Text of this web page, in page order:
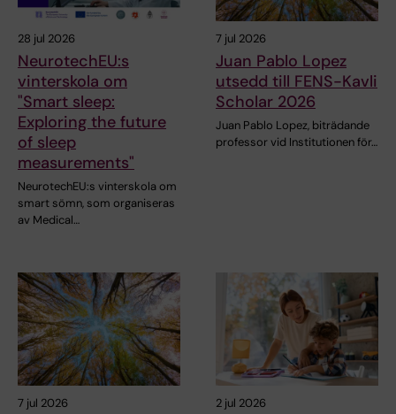
28 jul 2026
NeurotechEU:s
vinterskola om
"Smart sleep:
Exploring the future
of sleep
measurements"
NeurotechEU:s vinterskola om
smart sömn, som organiseras
av Medical…
7 jul 2026
Juan Pablo Lopez
utsedd till FENS-Kavli
Scholar 2026
Juan Pablo Lopez, biträdande
professor vid Institutionen för…
7 jul 2026 2 jul 2026